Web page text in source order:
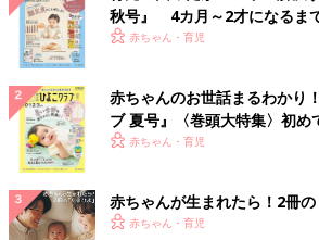
秋号』 4カ月～2才になるま
いっぱい！
赤ちゃん・育児
赤ちゃんのお世話まるわかり
ブ 夏号』〈巻頭大特集〉初め
く！ おっぱい・ミルクの基本
赤ちゃん・育児
赤ちゃんが生まれたら！2冊の
赤ちゃん・育児